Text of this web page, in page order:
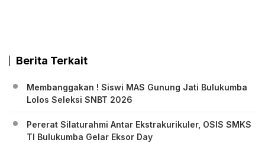
Berita Terkait
Membanggakan ! Siswi MAS Gunung Jati Bulukumba
Lolos Seleksi SNBT 2026
Pererat Silaturahmi Antar Ekstrakurikuler, OSIS SMKS
TI Bulukumba Gelar Eksor Day